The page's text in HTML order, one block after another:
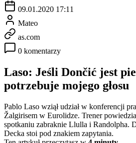
09.01.2020 17:11
Mateo
as.com
0 komentarzy
Laso: Jeśli Dončić jest
potrzebuje mojego głosu
Pablo Laso wziął udział w konferencji
Žalgirisem w Eurolidze. Trener
spotkaniu zabraknie Llulla i Randolpha.
Decka stoi pod znakiem zapytania.